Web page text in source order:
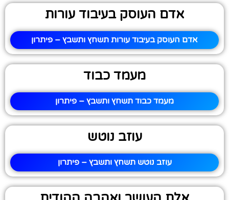
אדם העוסק בעיבוד עורות
אדם העוסק בעיבוד עורות תשחץ ותשבץ – פיתרון
מעמד כבוד
מעמד כבוד תשחץ ותשבץ – פיתרון
עוזב נוטש
עוזב נוטש תשחץ ותשבץ – פיתרון